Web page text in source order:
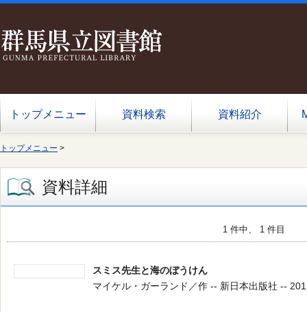
トップメニュー 資料検索 資料紹介
トップメニュー >
資料詳細
1 件中、 1 件目
スミス先生と海のぼうけん
マイケル・ガーランド／作 -- 新日本出版社 --